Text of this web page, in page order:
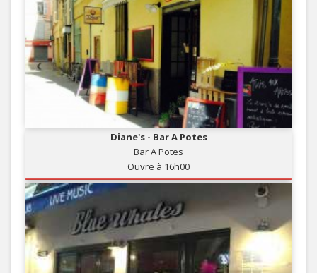
Diane's - Bar A Potes
Bar A Potes
Ouvre à 16h00